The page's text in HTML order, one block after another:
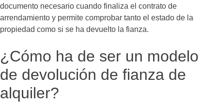
documento necesario cuando finaliza el contrato de
arrendamiento y permite comprobar tanto el estado de la
propiedad como si se ha devuelto la fianza.
¿Cómo ha de ser un modelo
de devolución de fianza de
alquiler?